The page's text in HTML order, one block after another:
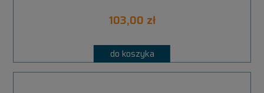
103,00 zł
do koszyka